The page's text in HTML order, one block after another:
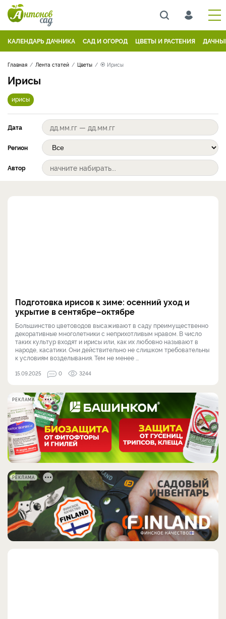
КАЛЕНДАРЬ ДАЧНИКА САД И ОГОРОД ЦВЕТЫ И РАСТЕНИЯ
Главная Лента статей Цветы 🏵 Ирисы
Ирисы
ирисы
Дата
Регион
Автор
Подготовка ирисов к зиме: осенний уход и
укрытие в сентябре–октябре
Большинство цветоводов высаживают в саду преимущественно
декоративные многолетники с неприхотливым нравом. В число
таких культур входят и ирисы или, как их любовно называют в
народе, касатики. Они действительно не слишком требовательны
к условиям возделывания. Тем не менее ...
15.09.2025 0 3244
РЕКЛАМА
РЕКЛАМА